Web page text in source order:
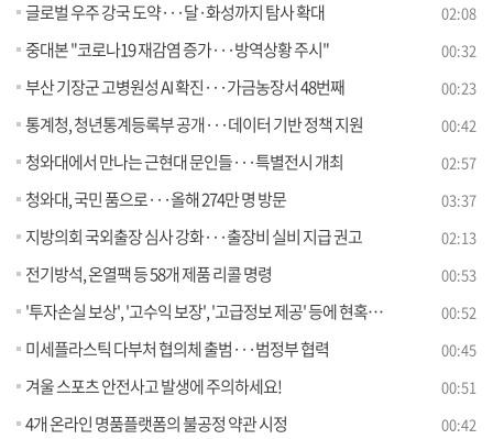
글로벌 우주 강국 도약···달·화성까지 탐사 확대 02:08
중대본 "코로나19 재감염 증가···방역상황 주시" 00:32
부산 기장군 고병원성 AI 확진···가금농장서 48번째 00:23
통계청, 청년통계등록부 공개···데이터 기반 정책 지원 00:42
청와대에서 만나는 근현대 문인들···특별전시 개최 02:57
청와대, 국민 품으로···올해 274만 명 방문 03:37
지방의회 국외출장 심사 강화···출장비 실비 지급 권고 02:13
전기방석, 온열팩 등 58개 제품 리콜 명령 00:53
'투자손실 보상', '고수익 보장', '고급정보 제공' 등에 현혹되어 투자하는 경우 일시에 모든 재산을 잃을 수 있습니다! 00:52
미세플라스틱 다부처 협의체 출범···범정부 협력 00:45
겨울 스포츠 안전사고 발생에 주의하세요! 00:51
4개 온라인 명품플랫폼의 불공정 약관 시정 00:42